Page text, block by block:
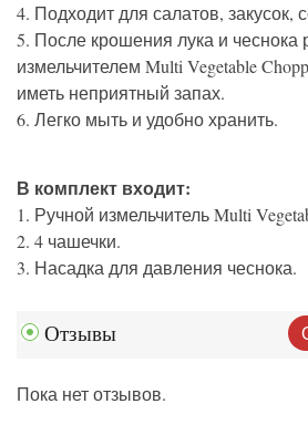
4. Подходит для салатов, закусок,
5. После крошения лука и чеснока
измельчителем Multi Vegetable
иметь неприятный запах.
6. Легко мыть и удобно хранить.
В комплект входит:
1. Ручной измельчитель Multi
2. 4 чашечки.
3. Насадка для давления чеснока.
Отзывы
Пока нет отзывов.